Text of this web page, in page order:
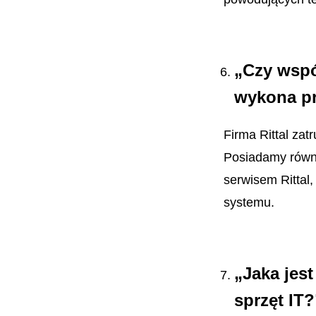
„Czy
wykona
Firma Rittal
Posiadamy
serwisem
systemu.
„Jaka
sprzęt